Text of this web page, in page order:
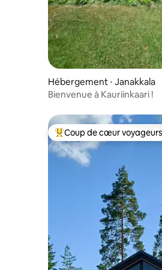
Hébergement ⋅ Janakkala
Bienvenue à Kauriinkaari !
Coups de cœur voyageurs
Coup de cœur voyageurs